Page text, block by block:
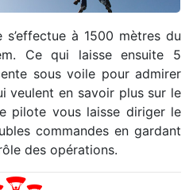
s’effectue à 1500 mètres du
Ce qui laisse ensuite 5
sous voile pour admirer
veulent en savoir plus sur le
pilote vous laisse diriger le
commandes en gardant
des opérations.